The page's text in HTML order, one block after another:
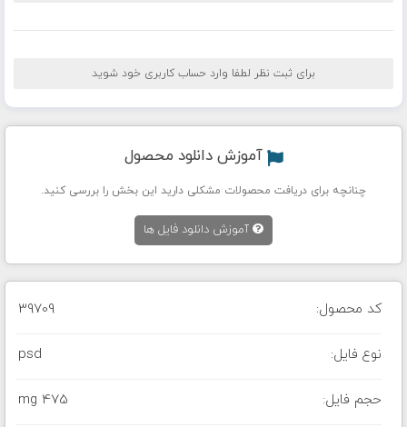
برای ثبت نظر لطفا وارد حساب کاربری خود شوید
آموزش دانلود محصول
چنانچه برای دریافت محصولات مشکلی دارید این بخش را بررسی کنید.
آموزش دانلود فایل ها
کد محصول: 39709
نوع فایل: psd
حجم فایل: 475 mg